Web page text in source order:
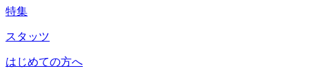
特集
スタッツ
はじめての方へ